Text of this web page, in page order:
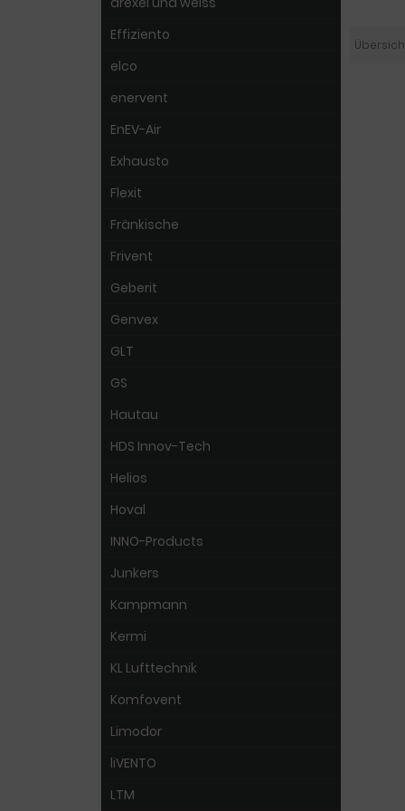
Effiziento
elco
enervent
EnEV-Air
Exhausto
Flexit
Fränkische
Frivent
Geberit
Genvex
GLT
GS
Hautau
HDS Innov-Tech
Helios
Hoval
INNO-Products
Junkers
Kampmann
Kermi
KL Lufttechnik
Komfovent
Limodor
liVENTO
LTM